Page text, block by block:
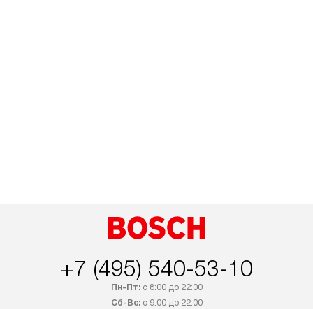
+7 (495) 540-53-10
Пн-Пт:с 8:00 до 22:00
Сб-Вс:с 9:00 до 22:00